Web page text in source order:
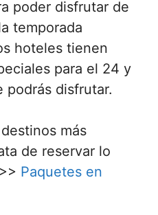
poder disfrutar de
temporada
hoteles tienen
para el 24 y
podrás disfrutar.
más
de reservar lo
Paquetes en